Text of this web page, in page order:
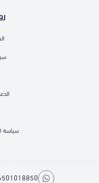
سياسة